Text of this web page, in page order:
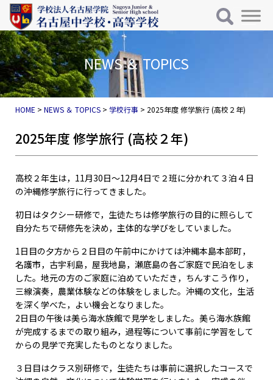
コンテンツへスキップ
メインナビゲーション
NEWS ＆ TOPICS
HOME >NEWS ＆ TOPICS > 学校行事 > 2025年度 修学旅行 (高校２年)
2025年度 修学旅行 (高校２年)
高校２年生は，11月30日～12月4日で２班に分かれて３泊４日
の沖縄修学旅行に行ってきました。
初日はタクシー研修で，生徒たちは修学旅行の目的に照らして
自分たちで研修先を決め，主体的な学びをしていました。
1日目の夕方から２日目の午前中にかけては沖縄本島本部町，
名護市，古宇利島，屋我地島，瀬底島の各ご家庭で民泊をしま
した。地元の方のご家庭に泊めていただき，ちんすこう作り，
三線演奏，農業体験などの体験をしました。沖縄の文化，生活
を深く学べた，よい機会となりました。
2日目の午後は美ら海水族館で見学をしました。美ら海水族館
が完成するまでの取り組み，過程等について事前に学習をして
からの見学で充実したものとなりました。
３日目はクラス別研修で，生徒たちは事前に選択したコースで